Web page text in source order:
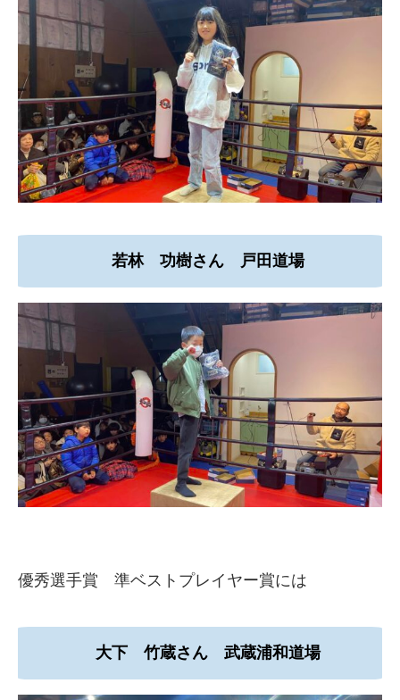
若林 功樹さん 戸田道場
優秀選手賞 準ベストプレイヤー賞には
大下 竹蔵さん 武蔵浦和道場